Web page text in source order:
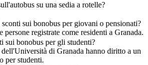
su una sedia a rotelle?
sui bonobus per giovani o pensionati?
persone registrate come residenti a Granada.
sui bonobus per gli studenti?
di Granada hanno diritto a un
per studenti.